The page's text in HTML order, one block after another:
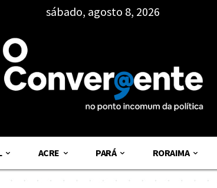
sábado, agosto 8, 2026
ACRE PARÁ RORAIMA